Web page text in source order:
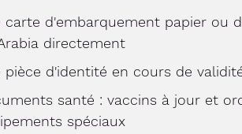
carte d'embarquement papier ou
directement
pièce d'identité en cours de
santé : vaccins à jour et
spéciaux